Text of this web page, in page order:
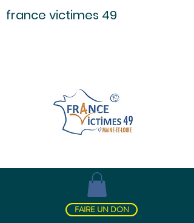
FAIRE UN DON
france victimes 49